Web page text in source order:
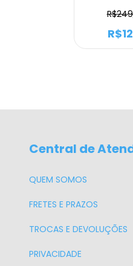
Central de
QUEM SOMOS
FRETES E PRAZOS
TROCAS E DEVOLUÇÕES
PRIVACIDADE